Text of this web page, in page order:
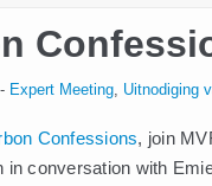
- Expert Meeting, Uitnodiging
Confessions, join
in conversation with